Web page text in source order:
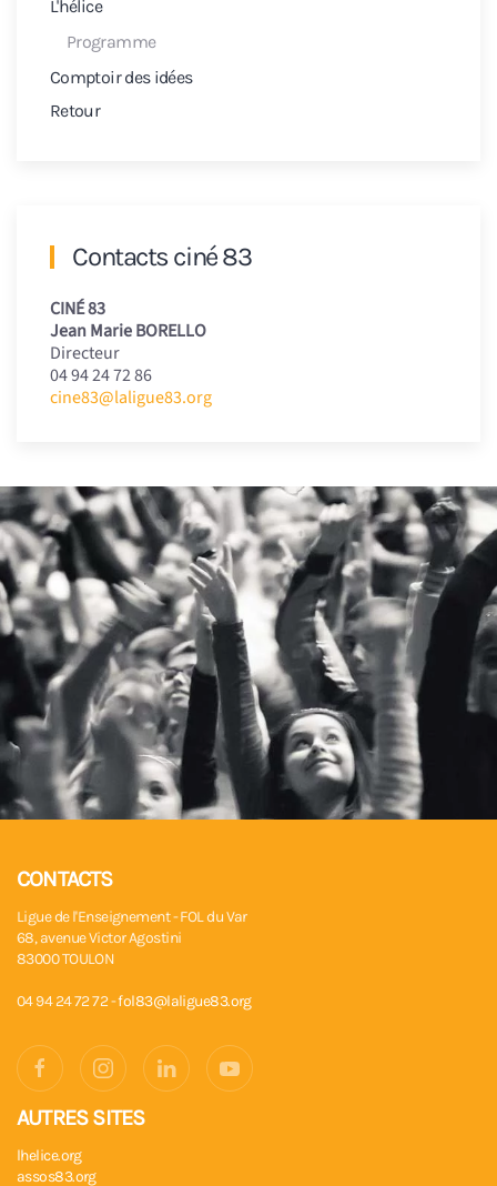
L'hélice
Programme
Comptoir des idées
Retour
Contacts ciné 83
CINÉ 83
Jean Marie BORELLO
Directeur
04 94 24 72 86
cine83@laligue83.org
CONTACTS
Ligue de l'Enseignement - FOL du Var
68, avenue Victor Agostini
83000 TOULON
04 94 24 72 72 -fol83@laligue83.org
AUTRES SITES
lhelice.org
assos83.org